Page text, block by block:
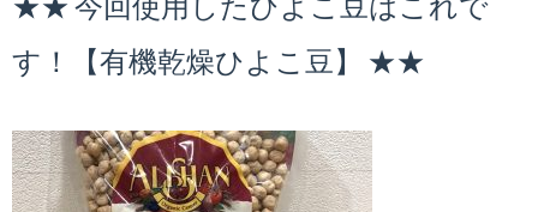
す！【有機乾燥ひよこ豆】 ★★